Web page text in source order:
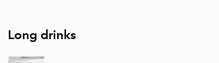
Long drinks